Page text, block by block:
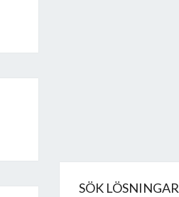
SÖK LÖSNINGAR